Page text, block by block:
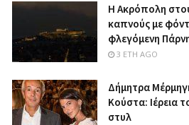
Η Ακρόπολη
καπνούς με
φλεγόμενη
3 ΈΤΗ AGO
Δήμητρα
Κούστα: Ιέρεια
στυλ